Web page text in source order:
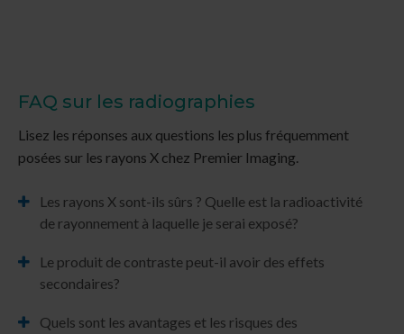
FAQ sur les radiographies
Lisez les réponses aux questions les plus fréquemment
posées sur les rayons X chez Premier Imaging.
Les rayons X sont-ils sûrs ? Quelle est la radioactivité
de rayonnement à laquelle je serai exposé?
Le produit de contraste peut-il avoir des effets
secondaires?
Quels sont les avantages et les risques des